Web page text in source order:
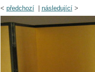
< předchozí| následující>